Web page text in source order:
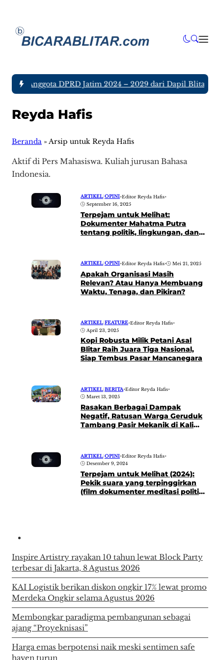
tujuh Anggota DPRD Jatim 2024 – 2029 dari Dapil Blitar
Reyda Hafis
Beranda » Arsip untuk Reyda Hafis
Aktif di Pers Mahasiswa. Kuliah jurusan Bahasa
Indonesia.
ARTIKEL OPINI•Editor Reyda Hafis•
September 16, 2025
Terpejam untuk Melihat:
Dokumenter Mahatma Putra
tentang politik, lingkungan, dan
ARTIKEL|OPINI•Editor Reyda Hafis• Mei 21, 2025
Apakah Organisasi Masih
Relevan? Atau Hanya Membuang
Waktu, Tenaga, dan Pikiran?
ARTIKEL|FEATURE•Editor Reyda Hafis•
April 23, 2025
Kopi Robusta Milik Petani Asal
Blitar Raih Juara Tiga Nasional,
Siap Tembus Pasar Mancanegara
ARTIKEL|BERITA•Editor Reyda Hafis•
Maret 13, 2025
Rasakan Berbagai Dampak
Negatif, Ratusan Warga Geruduk
Tambang Pasir Mekanik di Kali
ARTIKEL|OPINI•Editor Reyda Hafis•
Desember 9, 2024
Terpejam untuk Melihat (2024):
Pekik suara yang terpinggirkan
(film dokumenter meditasi politik
Inspire Artistry rayakan 10 tahun lewat Block Party
terbesar di Jakarta, 8 Agustus 2026
KAI Logistik berikan diskon ongkir 17% lewat promo
Merdeka Ongkir selama Agustus 2026
Membongkar paradigma pembangunan sebagai
ajang “Proyeknisasi”
Harga emas berpotensi naik meski sentimen safe
haven turun